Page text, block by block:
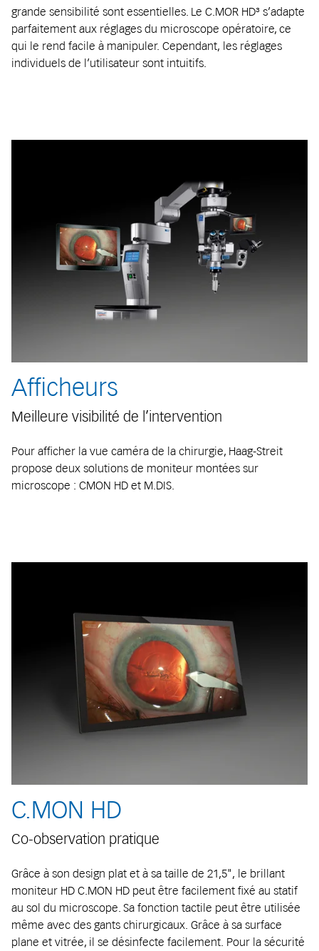
grande sensibilité sont essentielles. Le C.MOR HD³ s’adapte
parfaitement aux réglages du microscope opératoire, ce
qui le rend facile à manipuler. Cependant, les réglages
individuels de l’utilisateur sont intuitifs.
Afficheurs
Meilleure visibilité de l’intervention
Pour afficher la vue caméra de la chirurgie, Haag-Streit
propose deux solutions de moniteur montées sur
microscope : CMON HD et M.DIS.
C.MON HD
Co-observation pratique
Grâce à son design plat et à sa taille de 21,5", le brillant
moniteur HD C.MON HD peut être facilement fixé au statif
au sol du microscope. Sa fonction tactile peut être utilisée
même avec des gants chirurgicaux. Grâce à sa surface
plane et vitrée, il se désinfecte facilement. Pour la sécurité